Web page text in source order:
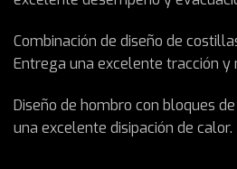
Combinación de diseño de
Entrega una excelente tracción y
Diseño de hombro con bloques
una excelente disipación de calor.